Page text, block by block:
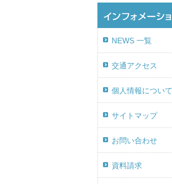
NEWS 一覧
交通アクセス
個人情報について
サイトマップ
お問い合わせ
資料請求